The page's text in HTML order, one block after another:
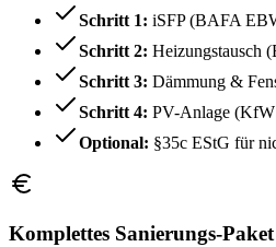
Schritt 1: iSFP (BAFA
Schritt 2: Heizungstausch
Schritt 3: Dämmung &
Schritt 4: PV-Anlage (KfW
Optional: §35c EStG für
Komplettes Sanierungs-Paket